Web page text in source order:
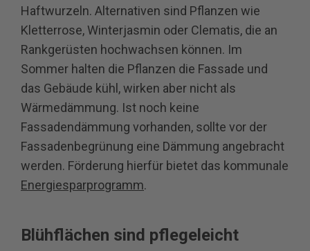
Haftwurzeln. Alternativen sind Pflanzen wie
Kletterrose, Winterjasmin oder Clematis, die an
Rankgerüsten hochwachsen können. Im
Sommer halten die Pflanzen die Fassade und
das Gebäude kühl, wirken aber nicht als
Wärmedämmung. Ist noch keine
Fassadendämmung vorhanden, sollte vor der
Fassadenbegrünung eine Dämmung angebracht
werden. Förderung hierfür bietet das kommunale
Energiesparprogramm.
Blühflächen sind pflegeleicht